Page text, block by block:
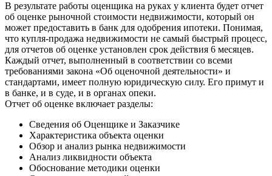
В результате работы оценщика на руках у клиента будет отчет
об оценке рыночной стоимости недвижимости, который он
может предоставить в банк для одобрения ипотеки. Понимая,
что купля-продажа недвижимости не самый быстрый процесс,
для отчетов об оценке установлен срок действия 6 месяцев.
Каждый отчет, выполненный в соответствии со всеми
требованиями закона «Об оценочной деятельности» и
стандартами, имеет полную юридическую силу. Его примут и
в банке, и в суде, и в органах опеки.
Отчет об оценке включает разделы:
Сведения об Оценщике и Заказчике
Характеристика объекта оценки
Обзор и анализ рынка недвижимости
Анализ ликвидности объекта
Обоснование методики оценки